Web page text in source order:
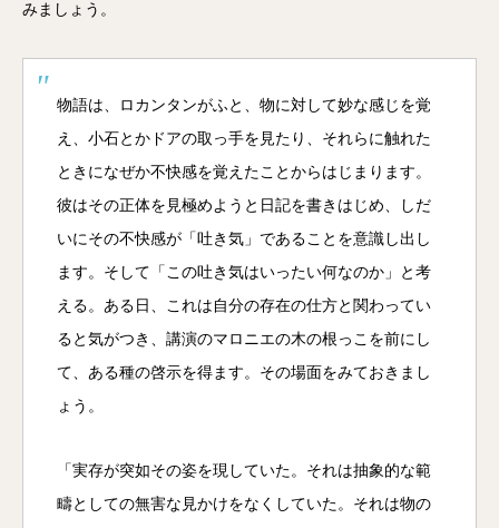
みましょう。
物語は、ロカンタンがふと、物に対して妙な感じを覚
え、小石とかドアの取っ手を見たり、それらに触れた
ときになぜか不快感を覚えたことからはじまります。
彼はその正体を見極めようと日記を書きはじめ、しだ
いにその不快感が「吐き気」であることを意識し出し
ます。そして「この吐き気はいったい何なのか」と考
える。ある日、これは自分の存在の仕方と関わってい
ると気がつき、講演のマロニエの木の根っこを前にし
て、ある種の啓示を得ます。その場面をみておきまし
ょう。
「実存が突如その姿を現していた。それは抽象的な範
疇としての無害な見かけをなくしていた。それは物の